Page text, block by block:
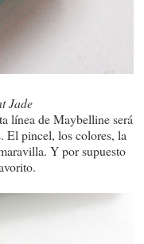
Jade
línea de Maybelline será
El pincel, los colores, la
Y por supuesto